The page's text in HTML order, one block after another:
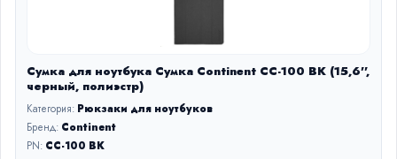
Сумка для ноутбука Сумка Continent CC-100 BK (15,6'',
черный, полиэстр)
Категория: Рюкзаки для ноутбуков
Бренд: Continent
PN: CC-100 BK